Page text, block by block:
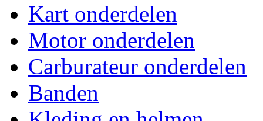
Kart onderdelen
Motor onderdelen
Carburateur onderdelen
Banden